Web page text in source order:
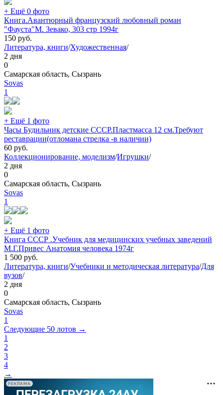
+ Ещё 0 фото
Книга.Авантюрный французский любовный роман
"Фауста"М. Зевако, 303 стр 1994г
150 руб.
Литература, книги/Художественная/
2 дня
0
Самарская область, Сызрань
Sovas
1
+ Ещё 1 фото
Часы Будильник детские СССР.Пластмасса 12 см.Требуют
реставрации(отломана стрелка -в наличии)
60 руб.
Коллекционирование, моделизм/Игрушки/
2 дня
0
Самарская область, Сызрань
Sovas
1
+ Ещё 1 фото
Книга СССР .Учебник для медицинских учебных заведений
М.Г.Привес Анатомия человека 1974г
1 500 руб.
Литература, книги/Учебники и методическая литература/Для
вузов/
2 дня
0
Самарская область, Сызрань
Sovas
1
Следующие 50 лотов →
1
2
3
4
→
РЕКЛАМА